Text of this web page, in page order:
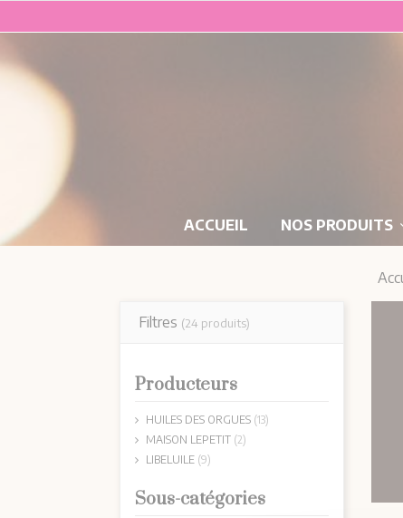
ACCUEIL NOS PRODUITS
Filtres (24 produits)
Producteurs
HUILES DES ORGUES (13)
MAISON LEPETIT (2)
LIBELUILE (9)
Sous-catégories